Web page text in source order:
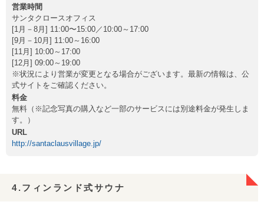
営業時間
サンタクロースオフィス
[1月－8月] 11:00〜15:00／10:00～17:00
[9月－10月] 11:00～16:00
[11月] 10:00～17:00
[12月] 09:00～19:00
※状況により営業が変更となる場合がございます。最新の情報は、公
式サイトをご確認ください。
料金
無料（※記念写真の購入など一部のサービスには別途料金が発生しま
す。）
URL
http://santaclausvillage.jp/
4.フィンランド式サウナ